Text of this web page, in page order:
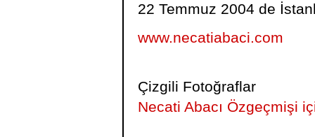
22 Temmuz 2004 de
www.necatiabaci.com
Çizgili Fotoğraflar
Necati Abacı Özgeçmişi